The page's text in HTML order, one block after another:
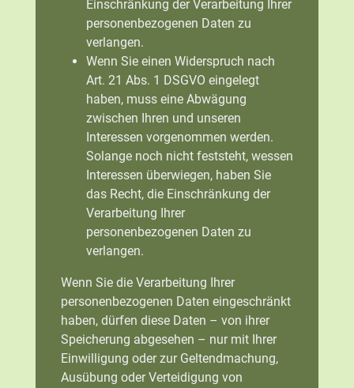
Einschränkung der Verarbeitung Ihrer
personenbezogenen Daten zu
verlangen.
Wenn Sie einen Widerspruch nach
Art. 21 Abs. 1 DSGVO eingelegt
haben, muss eine Abwägung
zwischen Ihren und unseren
Interessen vorgenommen werden.
Solange noch nicht feststeht, wessen
Interessen überwiegen, haben Sie
das Recht, die Einschränkung der
Verarbeitung Ihrer
personenbezogenen Daten zu
verlangen.
Wenn Sie die Verarbeitung Ihrer
personenbezogenen Daten eingeschränkt
haben, dürfen diese Daten – von ihrer
Speicherung abgesehen – nur mit Ihrer
Einwilligung oder zur Geltendmachung,
Ausübung oder Verteidigung von